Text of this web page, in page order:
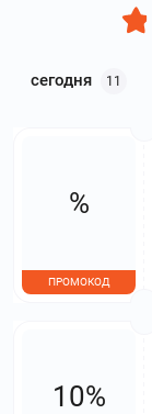
сегодня 11
%
ПРОМОКОД
10%